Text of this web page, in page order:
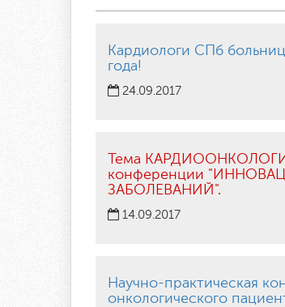
Кардиологи СПб
года!
24.09.2017
Тема
конференции
ЗАБОЛЕВАНИЙ".
14.09.2017
Научно-практическая
онкологического